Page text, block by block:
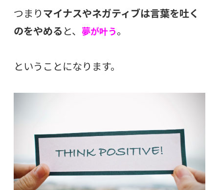
つまり マイナスやネガティブは言葉を吐く
のをやめる と、 夢が叶う。
ということになります。